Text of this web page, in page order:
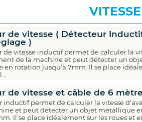
VITESSE
de vitesse ( Détecteur
)
de vitesse inductif permet de calculer la
de la machine et peut détecter un
en rotation jusqu'à 7mm. Il se place
de vitesse et câble de 6
inductif permet de calculer la vitesse
et peut détecter un objet métallique
Il se place idéalement sur les roues et